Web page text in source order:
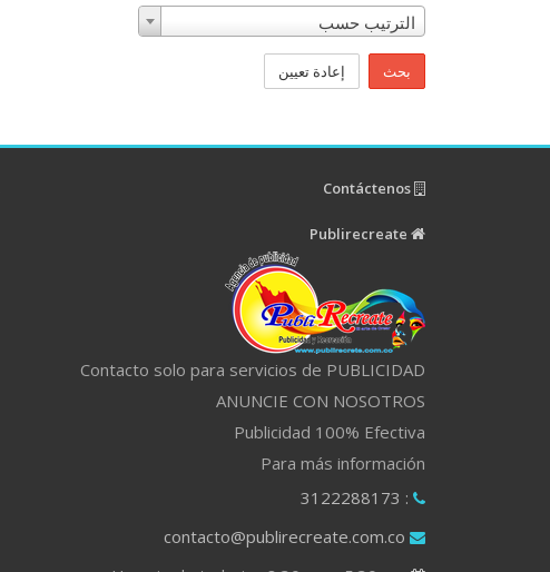
الترتيب حسب
بحث إعادة تعيين
Contacto solo para servicios de PUBLICIDAD
ANUNCIE CON NOSOTROS
Publicidad 100% Efectiva
Para más información
: 3122288173
contacto@publirecreate.com.co